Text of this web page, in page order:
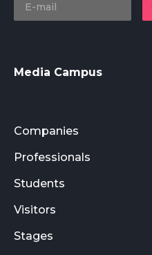
Media Campus
Companies
Professionals
Students
Visitors
Stages